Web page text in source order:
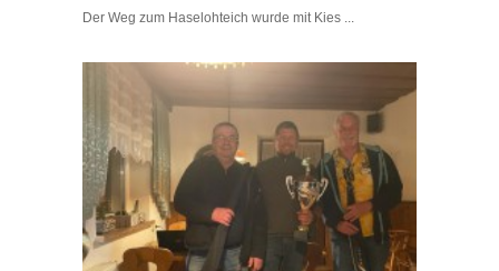
Der Weg zum Haselohteich wurde mit Kies ...